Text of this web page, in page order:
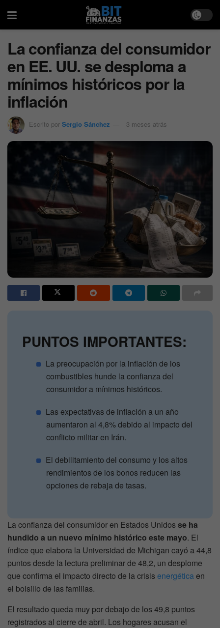
La confianza del consumidor
en EE. UU. se desploma a
mínimos históricos por la
inflación
Escrito por Sergio Sánchez 3 meses atrás
PUNTOS IMPORTANTES:
La preocupación por la inflación de los
combustibles hunde la confianza del
consumidor a mínimos históricos.
Las expectativas de inflación a un año
aumentaron al 4,8% debido al impacto del
conflicto militar en Irán.
El debilitamiento del consumo y los altos
rendimientos de los bonos reducen las
opciones de rebaja de tasas.
La confianza del consumidor en Estados Unidosse ha
hundido a un nuevo mínimo histórico este mayo. El
índice que elabora la Universidad de Michigan cayó a 44,8
puntos desde la lectura preliminar de 48,2, un desplome
que confirma el impacto directo de la crisisenergéticaen
el bolsillo de las familias.
El resultado queda muy por debajo de los 49,8 puntos
registrados al cierre de abril. Los hogares acusan el